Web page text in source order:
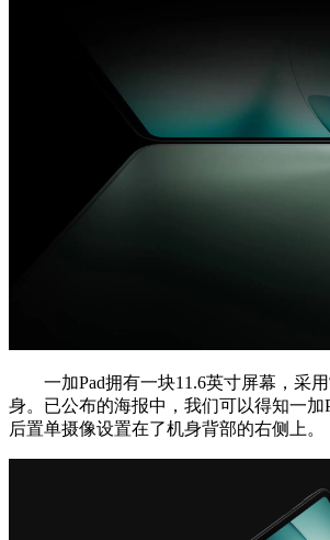
一加Pad拥有一块11.6英寸屏幕，采用
身。已公布的海报中，我们可以得知一加
后置单摄像设置在了机身背部的右侧上。